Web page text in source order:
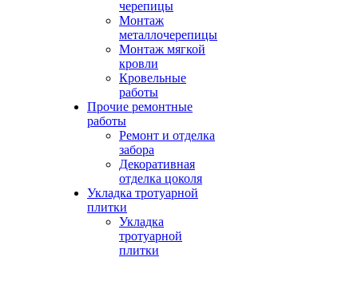
черепицы
Монтаж
металлочерепицы
Монтаж мягкой
кровли
Кровельные
работы
Прочие ремонтные
работы
Ремонт и отделка
забора
Декоративная
отделка цоколя
Укладка тротуарной
плитки
Укладка
тротуарной
плитки